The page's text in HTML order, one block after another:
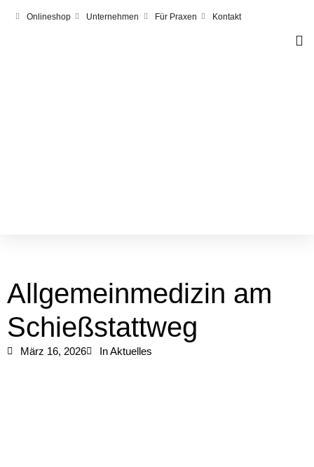
Onlineshop Unternehmen Für Praxen Kontakt
Allgemeinmedizin am
Schießstattweg
März 16, 2026 InAktuelles